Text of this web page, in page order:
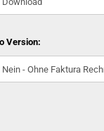
Version: